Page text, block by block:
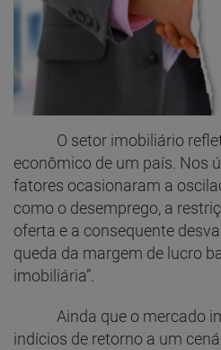
O setor imobiliário
econômico de um país. Nos
fatores ocasionaram a
como o desemprego, a
oferta e a consequente
queda da margem de lucro
imobiliária”.
Ainda que o mercado
indícios de retorno a um